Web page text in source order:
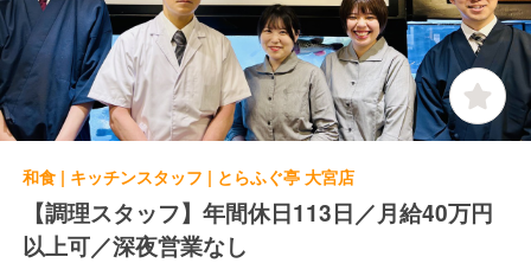
和食 | キッチンスタッフ | とらふぐ亭 大宮店
【調理スタッフ】年間休日113日／月給40万円
以上可／深夜営業なし